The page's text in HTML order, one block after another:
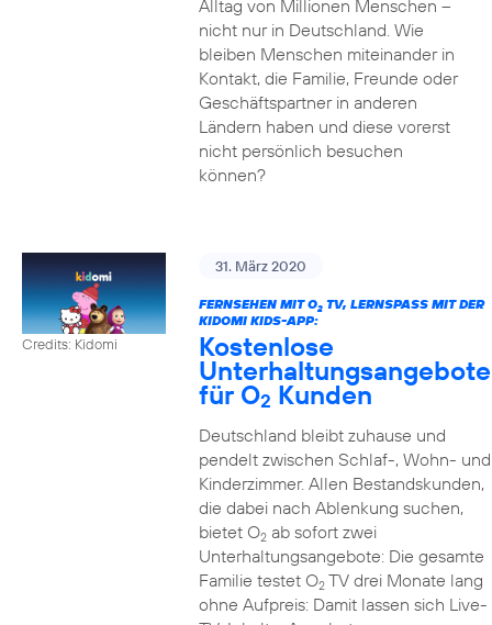
Alltag von Millionen Menschen –
nicht nur in Deutschland. Wie
bleiben Menschen miteinander in
Kontakt, die Familie, Freunde oder
Geschäftspartner in anderen
Ländern haben und diese vorerst
nicht persönlich besuchen
können?
Credits: Kidomi
31. März 2020
FERNSEHEN MIT O2TV, LERNSPASS MIT DER K
IDOMI KIDS-APP:
Kostenlose
Unterhaltungsangebote
für O2 Kunden
Deutschland bleibt zuhause und
pendelt zwischen Schlaf-, Wohn- und
Kinderzimmer. Allen Bestandskunden,
die dabei nach Ablenkung suchen,
bietet O2ab sofort zwei
Unterhaltungsangebote: Die gesamte
Familie testet O2TV drei Monate lang
ohne Aufpreis: Damit lassen sich Live-